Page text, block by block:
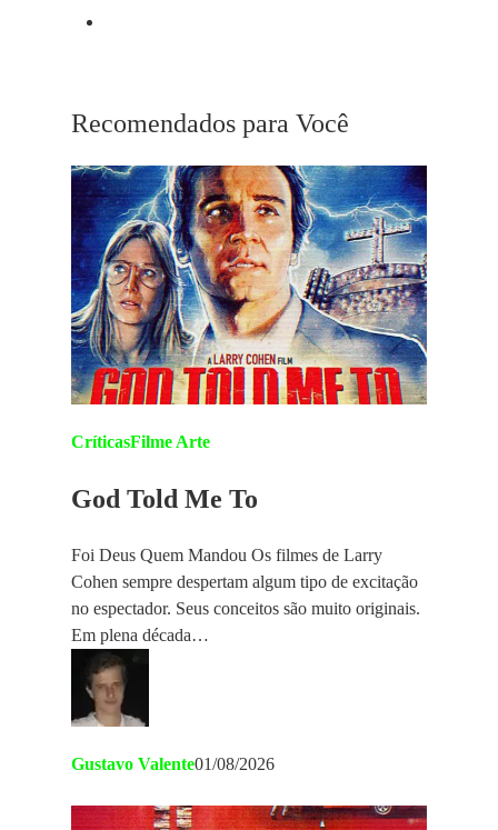
Recomendados para Você
CríticasFilme Arte
God Told Me To
Foi Deus Quem Mandou Os filmes de Larry
Cohen sempre despertam algum tipo de excitação
no espectador. Seus conceitos são muito originais.
Em plena década…
Gustavo Valente01/08/2026